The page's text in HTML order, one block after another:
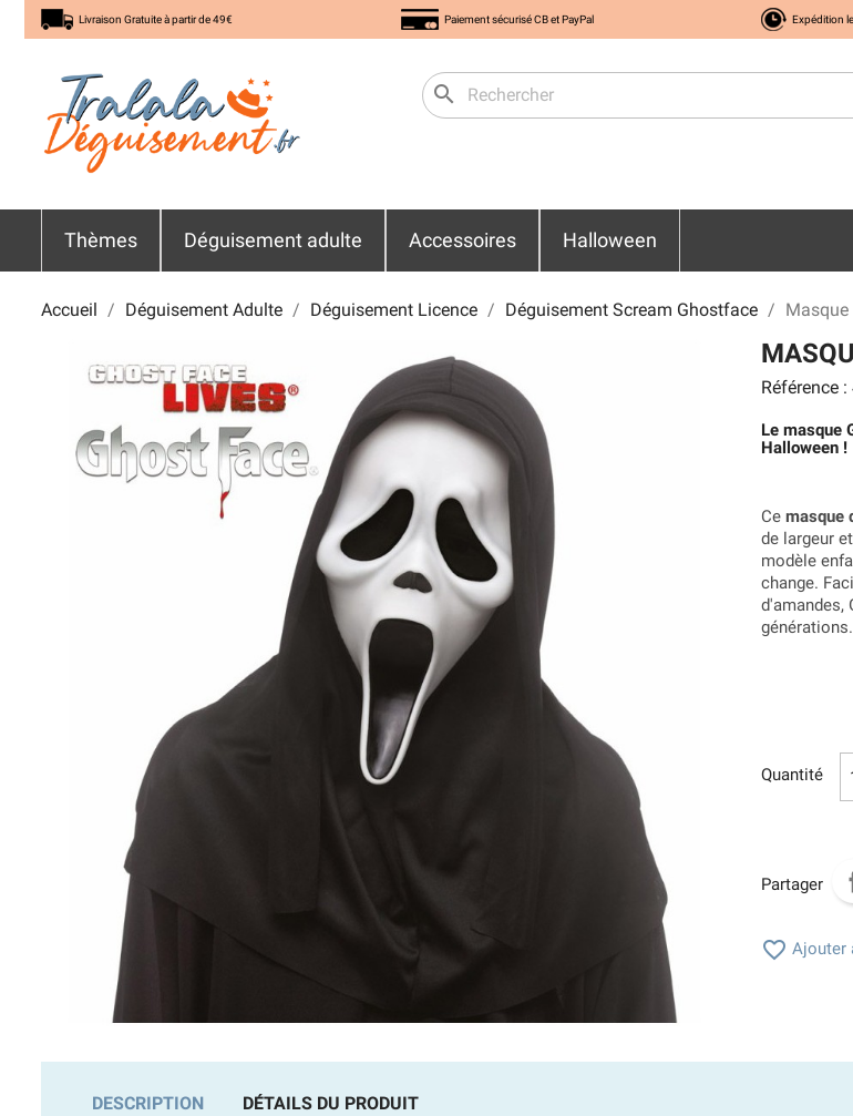
Livraison Gratuite à partir de 49€ Paiement sécurisé CB et PayPal Expédition
search
Thèmes Déguisement adulte Accessoires Halloween
Accueil Déguisement Adulte Déguisement Licence Déguisement Scream Ghostface
Référence :
Le masque
Halloween !
Ce masque
de largeur
modèle
change.
d'amandes,
générations.
Quantité
Partager
 Ajouter
DESCRIPTION DÉTAILS DU PRODUIT